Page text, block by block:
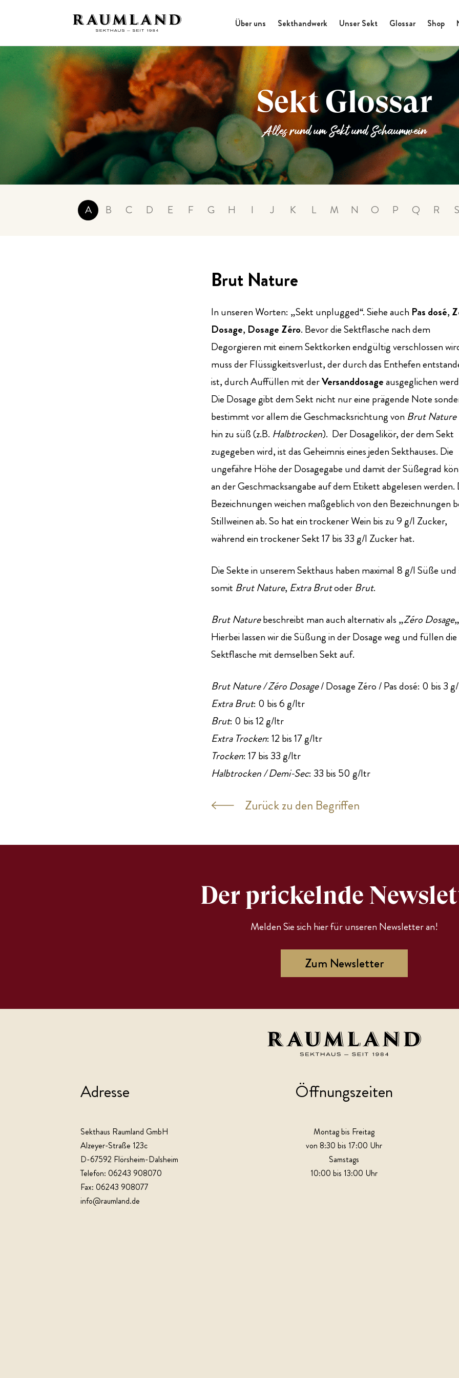
Über uns Sekthandwerk Unser Sekt Glossar Shop
Sekt Glossar
Alles rund um Sekt und Schaumwein
A B C D E F G H I J K L M N O P Q R S
Brut Nature
In unseren Worten: „Sekt unplugged“. Siehe auch Pas dosé,
Dosage, Dosage Zéro. Bevor die Sektflasche nach dem
Degorgieren mit einem Sektkorken endgültig verschlossen
muss der Flüssigkeitsverlust, der durch das Enthefen
ist, durch Auffüllen mit derVersanddosageausgeglichen
Die Dosage gibt dem Sekt nicht nur eine prägende Note
bestimmt vor allem die Geschmacksrichtung von Brut Nature
hin zu süß (z.B. Halbtrocken). Der Dosagelikör, der dem Sekt
zugegeben wird, ist das Geheimnis eines jeden Sekthauses. Die
ungefähre Höhe der Dosagegabe und damit der Süßegrad
an der Geschmacksangabe auf dem Etikett abgelesen werden.
Bezeichnungen weichen maßgeblich von den Bezeichnungen
Stillweinen ab. So hat ein trockener Wein bis zu 9 g/l Zucker,
während ein trockener Sekt 17 bis 33 g/l Zucker hat.
Die Sekte in unserem Sekthaus haben maximal 8 g/l Süße und
somit Brut Nature, Extra Brutoder Brut.
Brut Naturebeschreibt man auch alternativ als „Zéro Dosage
Hierbei lassen wir die Süßung in der Dosage weg und füllen die
Sektflasche mit demselben Sekt auf.
Brut Nature / Zéro Dosage/ Dosage Zéro / Pas dosé: 0 bis 3
Extra Brut: 0 bis 6 g/ltr
Brut: 0 bis 12 g/ltr
Extra Trocken: 12 bis 17 g/ltr
Trocken: 17 bis 33 g/ltr
Halbtrocken / Demi-Sec: 33 bis 50 g/ltr
Zurück zu den Begriffen
Der prickelnde
Melden Sie sich hier für unseren Newsletter an!
Zum Newsletter
Adresse
Sekthaus Raumland GmbH
Alzeyer-Straße 123c
D-67592 Flörsheim-Dalsheim
Telefon: 06243 908070
Fax: 06243 908077
info@raumland.de
Öffnungszeiten
Montag bis Freitag
von 8:30 bis 17:00 Uhr
Samstags
10:00 bis 13:00 Uhr